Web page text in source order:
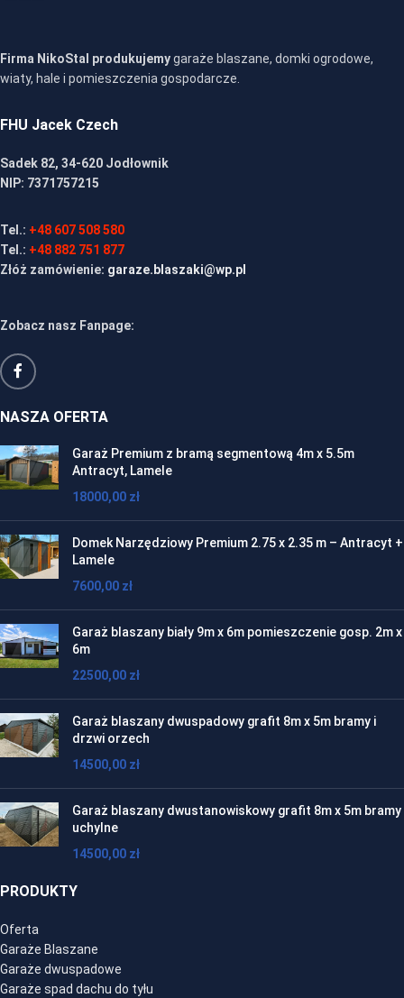
Firma NikoStal produkujemygaraże blaszane, domki ogrodowe,
wiaty, hale i pomieszczenia gospodarcze.
FHU Jacek Czech
Sadek 82, 34-620 Jodłownik
NIP: 7371757215
Tel.: +48 607 508 580
Tel.: +48 882 751 877
Złóż zamówienie: garaze.blaszaki@wp.pl
Zobacz nasz Fanpage:
NASZA OFERTA
Garaż Premium z bramą segmentową 4m x 5.5m
Antracyt, Lamele
18000,00 zł
Domek Narzędziowy Premium 2.75 x 2.35 m – Antracyt +
Lamele
7600,00 zł
Garaż blaszany biały 9m x 6m pomieszczenie gosp. 2m x
6m
22500,00 zł
Garaż blaszany dwuspadowy grafit 8m x 5m bramy i
drzwi orzech
14500,00 zł
Garaż blaszany dwustanowiskowy grafit 8m x 5m bramy
uchylne
14500,00 zł
PRODUKTY
Oferta
Garaże Blaszane
Garaże dwuspadowe
Garaże spad dachu do tyłu